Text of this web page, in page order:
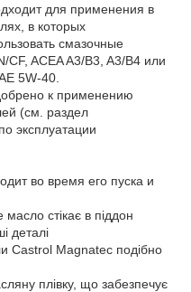
для применения в
в которых
смазочные
ACEA A3/B3, A3/B4 или
5W-40.
к применению
(см. раздел
эксплуатации
во время его пуска и
стікає в піддон
деталі
Castrol Magnatec подібно
плівку, що забезпечує